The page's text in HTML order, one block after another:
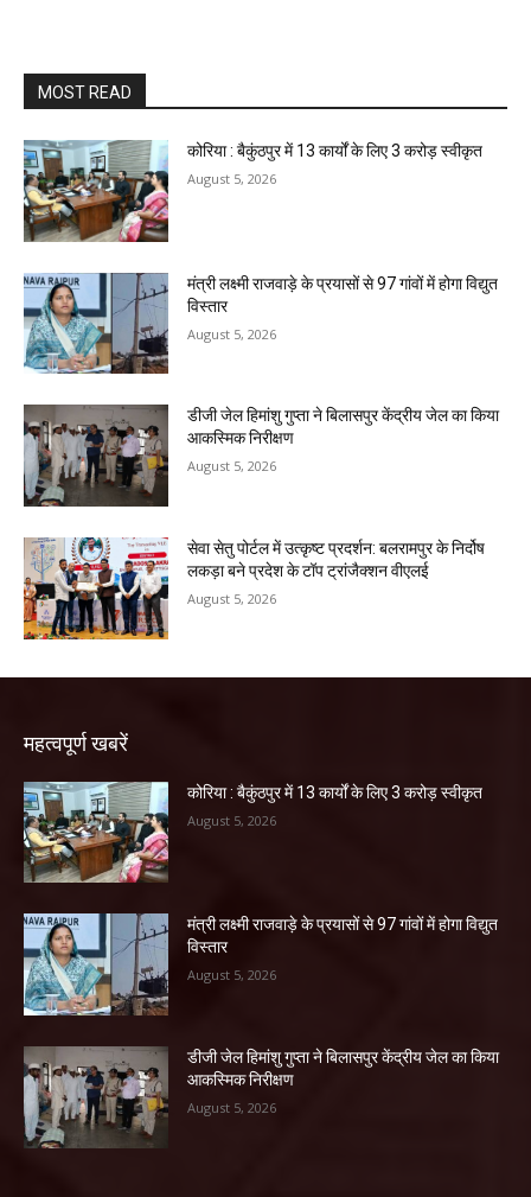
MOST READ
कोरिया : बैकुंठपुर में 13 कार्यों के लिए 3 करोड़ स्वीकृत
August 5, 2026
मंत्री लक्ष्मी राजवाड़े के प्रयासों से 97 गांवों में होगा विद्युत
विस्तार
August 5, 2026
डीजी जेल हिमांशु गुप्ता ने बिलासपुर केंद्रीय जेल का किया
आकस्मिक निरीक्षण
August 5, 2026
सेवा सेतु पोर्टल में उत्कृष्ट प्रदर्शन: बलरामपुर के निर्दोष
लकड़ा बने प्रदेश के टॉप ट्रांजैक्शन वीएलई
August 5, 2026
महत्वपूर्ण खबरें
कोरिया : बैकुंठपुर में 13 कार्यों के लिए 3 करोड़ स्वीकृत
August 5, 2026
मंत्री लक्ष्मी राजवाड़े के प्रयासों से 97 गांवों में होगा विद्युत
विस्तार
August 5, 2026
डीजी जेल हिमांशु गुप्ता ने बिलासपुर केंद्रीय जेल का किया
आकस्मिक निरीक्षण
August 5, 2026